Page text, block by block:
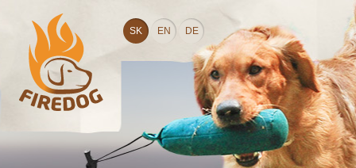
SK EN DE